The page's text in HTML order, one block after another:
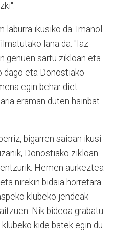
laburra ikusiko da. Imanol
lana da. "Iaz
genuen sartu zikloan eta
dago eta Donostiako
egin behar diet.
eraman duten hainbat
bigarren saioan ikusi
Donostiako zikloan
Hemen aurkeztea
nirekin bidaia horretara
klubeko jendeak
Nik bideoa grabatu
kide batek egin du